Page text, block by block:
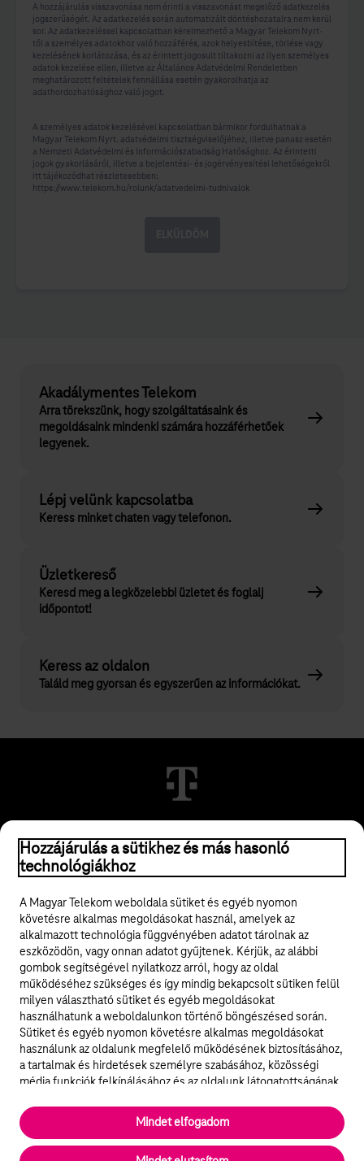
A hozzájárulás visszavonása nem érinti a visszavonást megelőző adatkezelés
jogszerűségét. Az adatkezelés során automatizált döntéshozatalra nem kerül
sor. Az adatkezeléssel kapcsolatban kérelmezhető a Magyar Telekom Nyrt-
től a személyes adatokhoz való hozzáférés, azok helyesbítése, törlése vagy
kezelésének korlátozása, és az érintett jogosult tiltakozni az ilyen személyes
adatok kezelése ellen, illetve az Általános Adatvédelmi Rendeletben
meghatározott feltételek fennállása esetén gyakorolhatja az
adathordozhatósághoz való jogot.
A személyes adatok kezelésével kapcsolatban bármikor fordulhatnak a
Magyar Telekom Nyrt. adatvédelmi tisztségviselőjéhez, illetve panasz esetén
a Nemzeti Adatvédelmi és Információszabadság Hatósághoz. Az érintetti
jogok gyakorlásáról, illetve a bejelentési- és jogérvényesítési lehetőségekről
itt tájékozódhat részletesebben:
https://www.telekom.hu/rolunk/adatvedelmi-tudnivalok
Akadálymentes Telekom
Arra törekszünk, hogy szolgáltatásaink és
megoldásaink mindenki számára hozzáférhetőek
legyenek.
Lépj velünk kapcsolatba
Keress minket chaten vagy telefonon.
Üzletkereső
Keresd meg a legközelebbi üzletet és foglalj
időpontot!
Keress az oldalon
Találd meg gyorsan és egyszerűen az információkat.
© 2026 Magyar Telekom Nyrt.
ÁSZF
Adatvédelem
Felhívások
Közösségi média
Cookie beállítások
English
Hozzájárulás a sütikhez és más hasonló
technológiákhoz
A Magyar Telekom weboldala sütiket és egyéb nyomon
követésre alkalmas megoldásokat használ, amelyek az
alkalmazott technológia függvényében adatot tárolnak az
eszközödön, vagy onnan adatot gyűjtenek. Kérjük, az alábbi
gombok segítségével nyilatkozz arról, hogy az oldal
működéséhez szükséges és így mindig bekapcsolt sütiken felül
milyen választható sütiket és egyéb megoldásokat
használhatunk a weboldalunkon történő böngészésed során.
Sütiket és egyéb nyomon követésre alkalmas megoldásokat
használunk az oldalunk megfelelő működésének biztosításához,
a tartalmak és hirdetések személyre szabásához, közösségi
média funkciók felkínálásához és az oldalunk látogatottságának
elengedhetetlenek a weboldal működéséhez és nem lehet
kikapcsolni őket a weboldal látogatása során rendszerünkből. A
statisztikai, vagy marketing célú sütik segítségével bizonyos
Mindet elfogadom